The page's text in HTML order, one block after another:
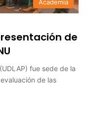
Academia
de
fue sede de la
de las